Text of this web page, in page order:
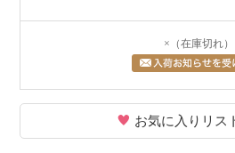
×（在庫切れ）
お気に入りリス